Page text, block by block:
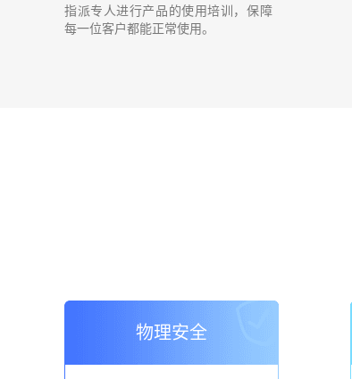
指派专人进行产品的使用培训，保障
每一位客户都能正常使用。
物理安全